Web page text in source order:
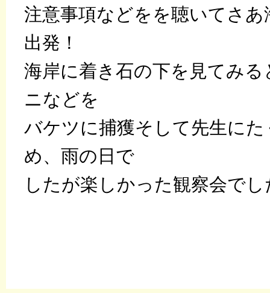
注意事項などをを聴いてさ
出発！
海岸に着き石の下を見てみ
ニなどを
バケツに捕獲そして先生に
め、雨の日で
したが楽しかった観察会でし